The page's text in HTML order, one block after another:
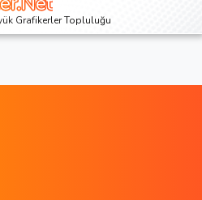
yap Kayıt ol
Grafikerler Topluluğu